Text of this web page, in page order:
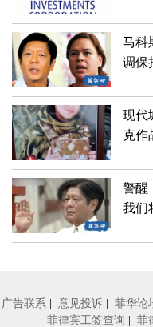
马科
调保
现代
克作
警醒
我们
广告联系 | 意见投诉 | 菲华论
菲律宾工签查询 | 菲